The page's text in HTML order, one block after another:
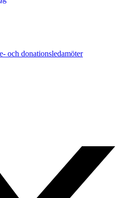
och donationsledamöter